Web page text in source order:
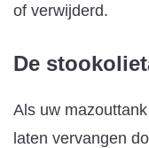
of verwijderd.
De
Als uw
laten vervangen